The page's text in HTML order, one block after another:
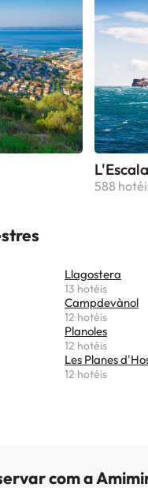
L'Escala
588
Llagostera
13 hotéis
Campdevànol
12 hotéis
Planoles
12 hotéis
Les Planes
12 hotéis
com a